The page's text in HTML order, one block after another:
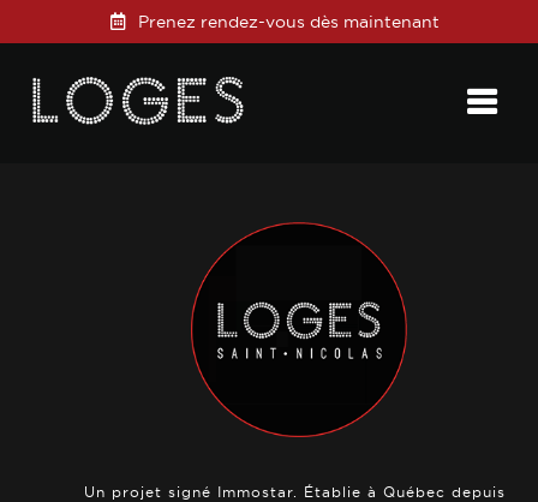
Prenez rendez-vous dès maintenant
Un projet signé Immostar. Établie à Québec depuis